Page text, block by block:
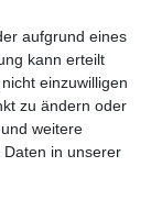
aufgrund eines
kann erteilt
einzuwilligen
zu ändern oder
und weitere
in unserer